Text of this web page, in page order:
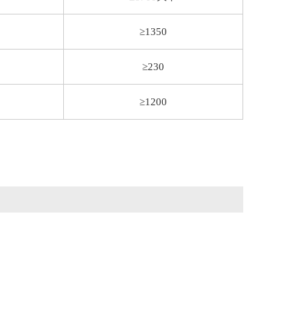
≥1350
≥230
≥1200